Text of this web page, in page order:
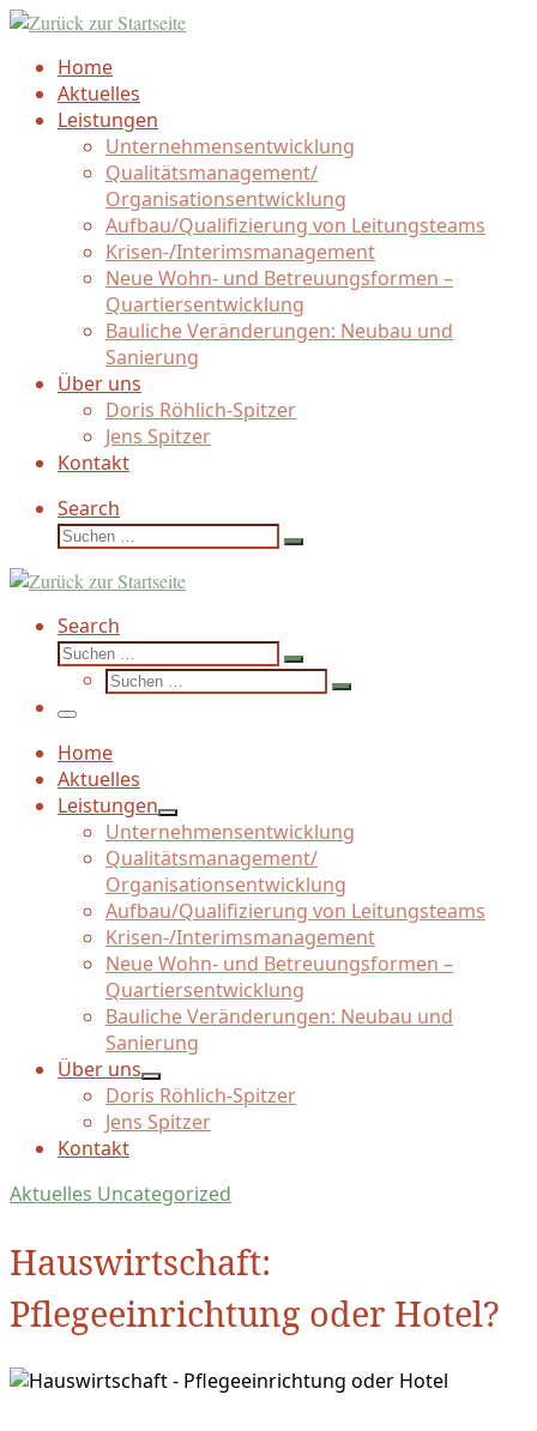
Zum
springen
Home
Aktuelles
Leistungen
Unternehmensentwicklung
Qualitätsmanagement/
Organisationsentwicklung
Aufbau/Qualifizierung von Leitungsteams
Krisen-/Interimsmanagement
Neue Wohn- und Betreuungsformen –
Quartiersentwicklung
Bauliche Veränderungen: Neubau und
Sanierung
Über uns
Doris Röhlich-Spitzer
Jens Spitzer
Kontakt
Search
Suche
Suchen …
Search
Suche
Suchen …
Suche
Suchen …
Menü
Home
Aktuelles
Leistungen
Unternehmensentwicklung
Qualitätsmanagement/
Organisationsentwicklung
Aufbau/Qualifizierung von Leitungsteams
Krisen-/Interimsmanagement
Neue Wohn- und Betreuungsformen –
Quartiersentwicklung
Bauliche Veränderungen: Neubau und
Sanierung
Über uns
Doris Röhlich-Spitzer
Jens Spitzer
Kontakt
Aktuelles Uncategorized
Hauswirtschaft:
Pflegeeinrichtung oder Hotel?